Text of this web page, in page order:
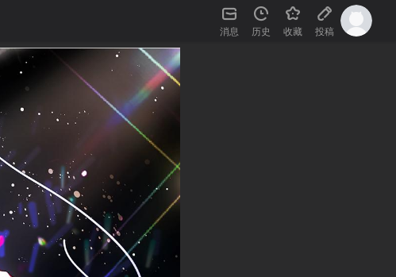
消息 历史 收藏 投稿